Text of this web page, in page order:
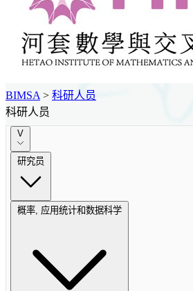
BIMSA > 科研人员
科研人员
V
研究员
概率, 应用统计和数据科学